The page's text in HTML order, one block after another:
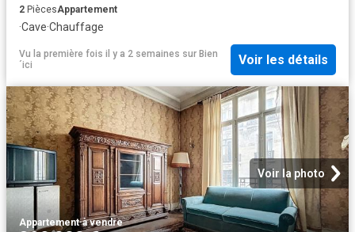
2 PiècesAppartement
·Cave·Chauffage
Vu la première fois il y a 2 semaines sur Bien
´ici
Voir les détails
Voir la photo
Appartement·à vendre